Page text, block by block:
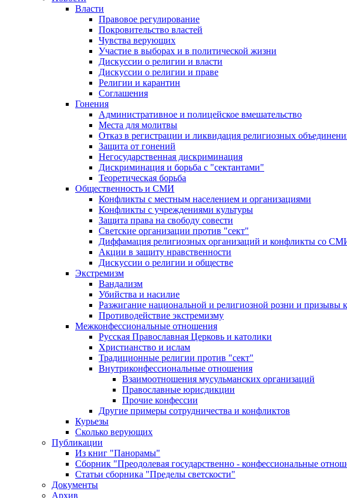
Власти
Правовое регулирование
Покровительство властей
Чувства верующих
Участие в выборах и в политической жизни
Дискуссии о религии и власти
Дискуссии о религии и праве
Религии и карантин
Соглашения
Гонения
Административное и полицейское вмешательство
Места для молитвы
Отказ в регистрации и ликвидация религиозных
Защита от гонений
Негосударственная дискриминация
Дискриминация и борьба с "сектантами"
Теоретическая борьба
Общественность и СМИ
Конфликты с местным населением и организациями
Конфликты с учреждениями культуры
Защита права на свободу совести
Светские организации против "сект"
Диффамация религиозных организаций и конфликты со
Акции в защиту нравственности
Дискуссии о религии и обществе
Экстремизм
Вандализм
Убийства и насилие
Разжигание национальной и религиозной розни и призывы
Противодействие экстремизму
Межконфессиональные отношения
Русская Православная Церковь и католики
Христианство и ислам
Традиционные религии против "сект"
Внутриконфессиональные отношения
Взаимоотношения мусульманских организаций
Православные юрисдикции
Прочие конфессии
Другие примеры сотрудничества и конфликтов
Курьезы
Сколько верующих
Публикации
Из книг "Панорамы"
Сборник "Преодолевая государственно - конфессиональные
Статьи сборника "Пределы светскости"
Документы
Архив